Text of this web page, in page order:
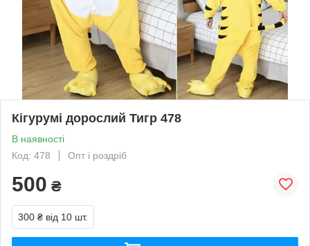
Кігурумі дорослий Тигр 478
В наявності
Код: 478
Опт і роздріб
500 ₴
300 ₴ від 10 шт.